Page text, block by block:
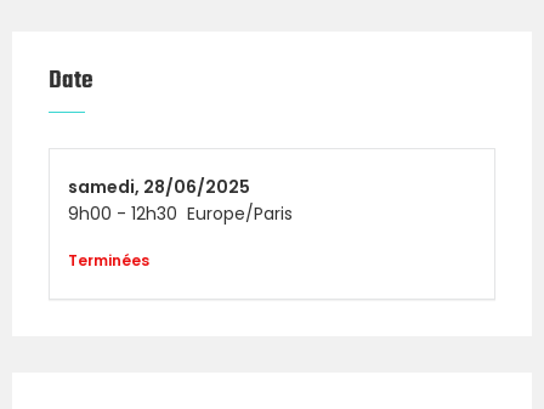
Date
samedi, 28/06/2025
9h00 - 12h30 Europe/Paris
Terminées